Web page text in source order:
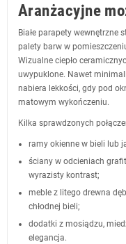
Aranżacyjne
Białe parapety wewnętrzne
palety barw w
Wizualne ciepło
uwypuklone. Nawet
nabiera lekkości, gdy pod
matowym wykończeniu.
Kilka sprawdzonych
ramy okienne w bieli lub
ściany w odcieniach
wyrazisty kontrast;
meble z litego drewna
chłodnej bieli;
dodatki z mosiądzu,
elegancja.